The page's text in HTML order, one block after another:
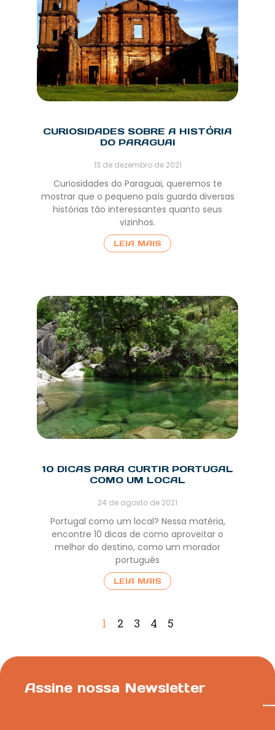
CURIOSIDADES SOBRE A HISTÓRIA
DO PARAGUAI
13 de dezembro de 2021
Curiosidades do Paraguai, queremos te
mostrar que o pequeno país guarda diversas
histórias tão interessantes quanto seus
vizinhos.
LEIA MAIS
10 DICAS PARA CURTIR PORTUGAL
COMO UM LOCAL
24 de agosto de 2021
Portugal como um local? Nessa matéria,
encontre 10 dicas de como aproveitar o
melhor do destino, como um morador
português
LEIA MAIS
1 2 3 4 5
Assine nossa Newsletter